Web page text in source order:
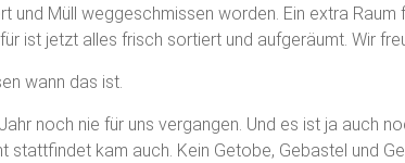
und Müll weggeschmissen worden. Ein extra
ist jetzt alles frisch sortiert und aufgeräumt. Wir
wann das ist.
noch nie für uns vergangen. Und es ist ja auch
stattfindet kam auch. Kein Getobe, Gebastel und